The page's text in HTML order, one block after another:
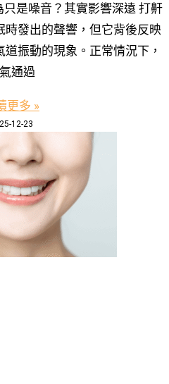
是噪音？其實影響深遠 打鼾
時發出的聲響，但它背後反映
振動的現象。正常情況下，
通過
更多 »
12-23